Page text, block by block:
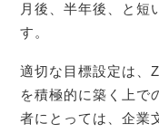
月後、半年後、と短
す。
適切な目標設定は、
を積極的に築く上で
者にとっては、企業